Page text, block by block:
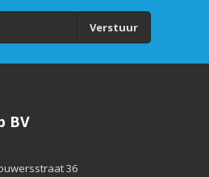
Verstuur
BV
36